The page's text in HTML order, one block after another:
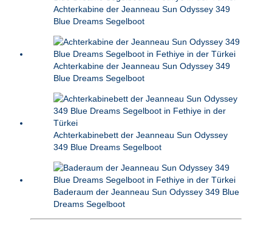
Achterkabine der Jeanneau Sun Odyssey 349
Blue Dreams Segelboot
Achterkabine der Jeanneau Sun Odyssey 349
Blue Dreams Segelboot
Achterkabinebett der Jeanneau Sun Odyssey
349 Blue Dreams Segelboot
Baderaum der Jeanneau Sun Odyssey 349 Blue
Dreams Segelboot